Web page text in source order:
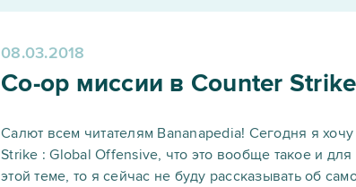
08.03.2018
Co-op миссии в Counter
Салют всем читателям Bananapedia! Сегодня я
Strike : Global Offensive, что это вообще такое и
этой теме, то я сейчас не буду рассказывать об